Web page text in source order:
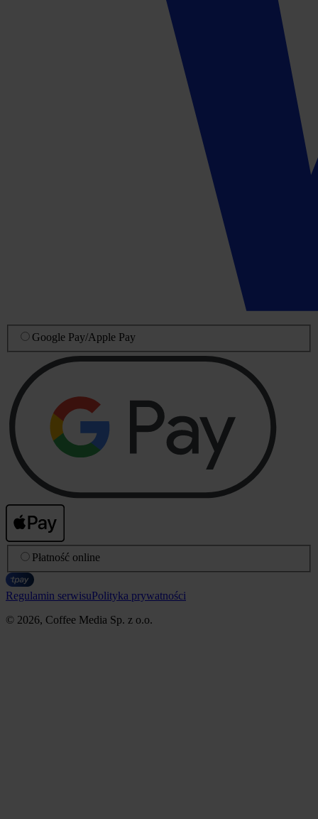
Google Pay/Apple Pay
Płatność online
Regulamin serwisuPolityka prywatności
© 2026, Coffee Media Sp. z o.o.